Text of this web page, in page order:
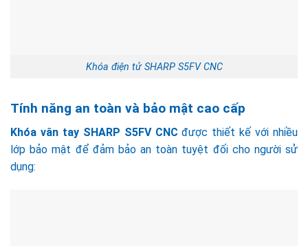
Khóa điện tử SHARP S5FV CNC
Tính năng an toàn và bảo mật cao cấp
Khóa vân tay SHARP S5FV CNC được thiết kế với nhiều
lớp bảo mật để đảm bảo an toàn tuyệt đối cho người sử
dụng: